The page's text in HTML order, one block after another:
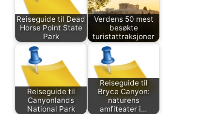
Reiseguide til Dead
Horse Point State
Park
Verdens 50 mest
besøkte
turistattraksjoner
Reiseguide til
Canyonlands
National Park
Reiseguide til
Bryce Canyon:
naturens
amfiteater i…